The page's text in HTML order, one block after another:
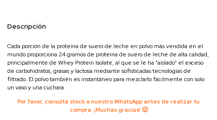
Descripción
Cada porción de la proteína de suero de leche en polvo más vendida en el
mundo proporciona 24 gramos de proteína de suero de leche de alta calidad,
principalmente de Whey Protein Isolate, al que se le ha "aislado" el exceso
de carbohidratos, grasas y lactosa mediante sofisticadas tecnologías de
filtrado. El polvo también es instantáneo para mezclarlo fácilmente con solo
un vaso y una cuchara.
Por favor, consultá stock a nuestro WhatsApp antes de realizar tu
compra. ¡Muchas gracias! 🙂